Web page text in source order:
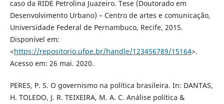
caso da RIDE Petrolina Juazeiro. Tese (Doutorado em
Desenvolvimento Urbano) – Centro de artes e comunicação,
Universidade Federal de Pernambuco, Recife, 2015.
Disponível em:
<https://repositorio.ufpe.br/handle/123456789/15164>.
Acesso em: 26 mai. 2020.
PERES, P. S. O governismo na política brasileira. In: DANTAS,
H. TOLEDO, J. R. TEIXEIRA, M. A. C. Análise política &